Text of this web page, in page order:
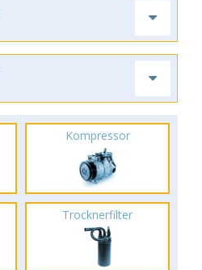
Kompressor
Trocknerfilter